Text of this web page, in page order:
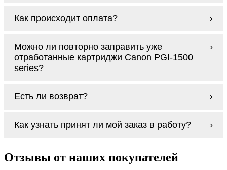
доставим заказ и сделаем это бесплатно
Мы гарантируем цельность упаковки, когда
доставляем Вам картриджи Canon PGI-1500
series
Как происходит оплата?
series наличными курьеру при получении
заказа.
Можно ли повторно заправить уже
отработанные картриджи Canon PGI-1500
series?
процесс проще, в случае с оригиналами
В любом случае вы можете заправить
картриджи Canon PGI-1500 series. У нас
любых моделей принтеров.
Есть ли возврат?
какой-то причине вам не подошли, мы при
Как узнать принят ли мой заказ в работу?
Canon PGI-1500 series на указанную вами
электронную почту придёт письмо с копией
Отзывы от наших покупателей